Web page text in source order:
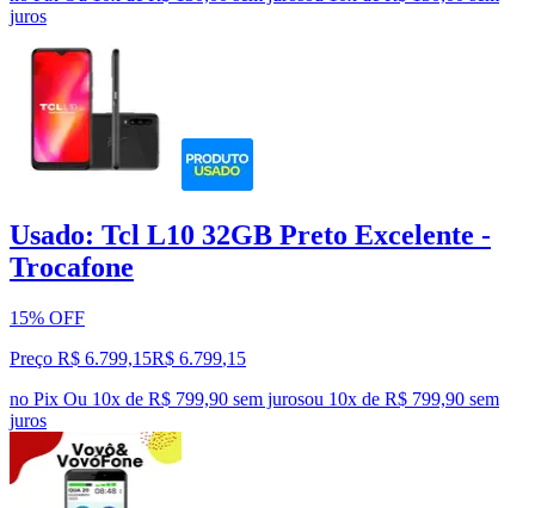
juros
Usado: Tcl L10 32GB Preto Excelente -
Trocafone
15% OFF
Preço R$ 6.799,15R$ 6.799,15
no Pix Ou 10x de R$ 799,90 sem jurosou 10x de R$ 799,90 sem
juros